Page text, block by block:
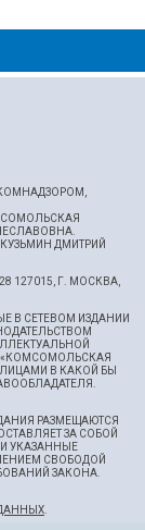
ДМИТРИЙ
127015, Г. МОСКВА,
В СЕТЕВОМ ИЗДАНИИ
«КОМСОМОЛЬСКАЯ
В КАКОЙ БЫ
РАЗМЕЩАЮТСЯ
ЗА СОБОЙ
УКАЗАННЫЕ
СВОБОДОЙ
ЗАКОНА.